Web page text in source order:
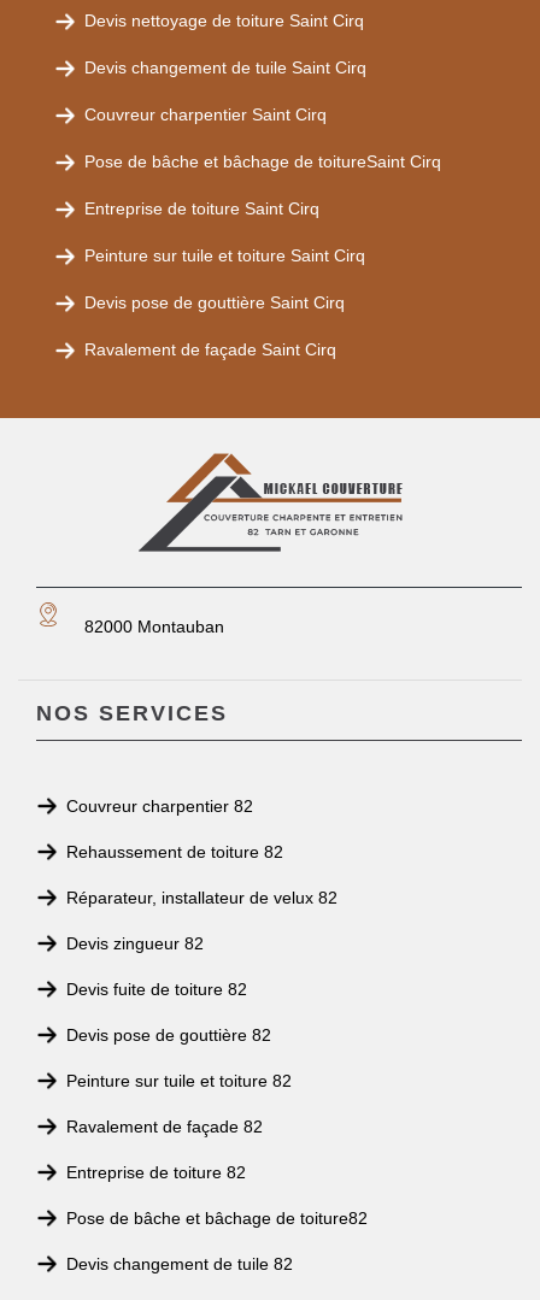
Devis nettoyage de toiture Saint Cirq
Devis changement de tuile Saint Cirq
Couvreur charpentier Saint Cirq
Pose de bâche et bâchage de toitureSaint Cirq
Entreprise de toiture Saint Cirq
Peinture sur tuile et toiture Saint Cirq
Devis pose de gouttière Saint Cirq
Ravalement de façade Saint Cirq
82000 Montauban
NOS SERVICES
Couvreur charpentier 82
Rehaussement de toiture 82
Réparateur, installateur de velux 82
Devis zingueur 82
Devis fuite de toiture 82
Devis pose de gouttière 82
Peinture sur tuile et toiture 82
Ravalement de façade 82
Entreprise de toiture 82
Pose de bâche et bâchage de toiture82
Devis changement de tuile 82